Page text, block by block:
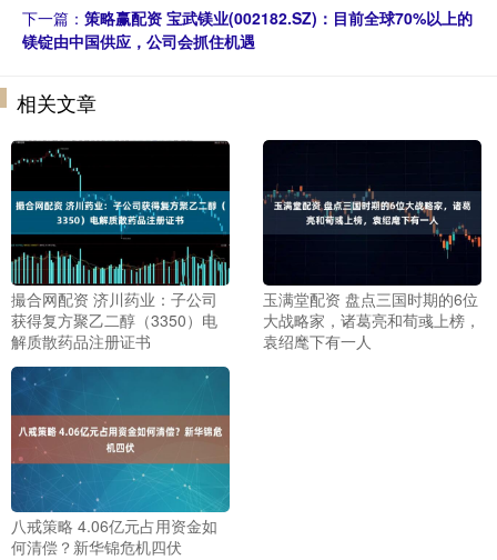
下一篇： 策略赢配资 宝武镁业(002182.SZ)：目前全球70%以上的
镁锭由中国供应，公司会抓住机遇
相关文章
撮合网配资 济川药业：子公司
获得复方聚乙二醇（3350）电
解质散药品注册证书
玉满堂配资 盘点三国时期的6位
大战略家，诸葛亮和荀彧上榜，
袁绍麾下有一人
八戒策略 4.06亿元占用资金如
何清偿？新华锦危机四伏